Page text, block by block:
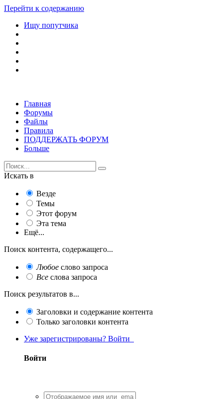
Перейти к содержанию
Ищу попутчика
Главная
Форумы
Файлы
Правила
ПОДДЕРЖАТЬ ФОРУМ
Больше
Искать в
Везде
Темы
Этот форум
Эта тема
Ещё...
Поиск контента, содержащего...
Любое слово запроса
Все слова запроса
Поиск результатов в...
Заголовки и содержание контента
Только заголовки контента
Уже зарегистрированы? Войти
Войти